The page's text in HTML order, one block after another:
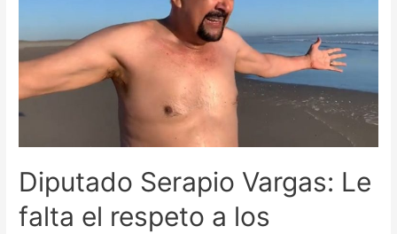
Diputado Serapio Vargas: Le
falta el respeto a los